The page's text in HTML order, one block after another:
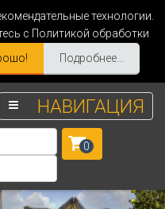
технологии.
с Политикой обработки
Подробнее...
НАВИГАЦИЯ
0